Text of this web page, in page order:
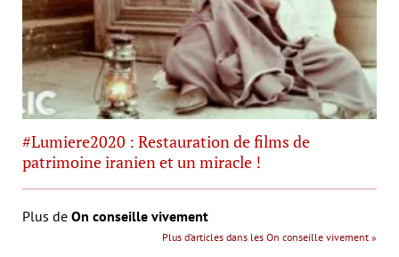
#Lumiere2020 : Restauration de films de
patrimoine iranien et un miracle !
Plus de On conseille vivement
Plus d’articles dans les On conseille vivement »